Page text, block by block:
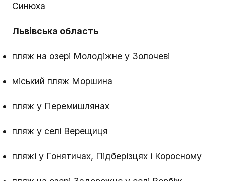
Синюха
Львівська область
пляж на озері Молодіжне у Золочеві
міський пляж Моршина
пляж у Перемишлянах
пляж у селі Верещиця
пляжі у Гонятичах, Підберізцях і Коросному